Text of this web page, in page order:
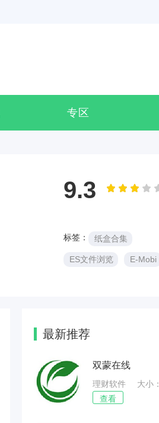
专区
9.3
标签： 纸盒合集
ES文件浏览 E-Mobi
最新推荐
双蒙在线
理财软件
大小：
47.82MB
查看